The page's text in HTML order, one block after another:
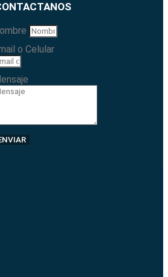
o Celular